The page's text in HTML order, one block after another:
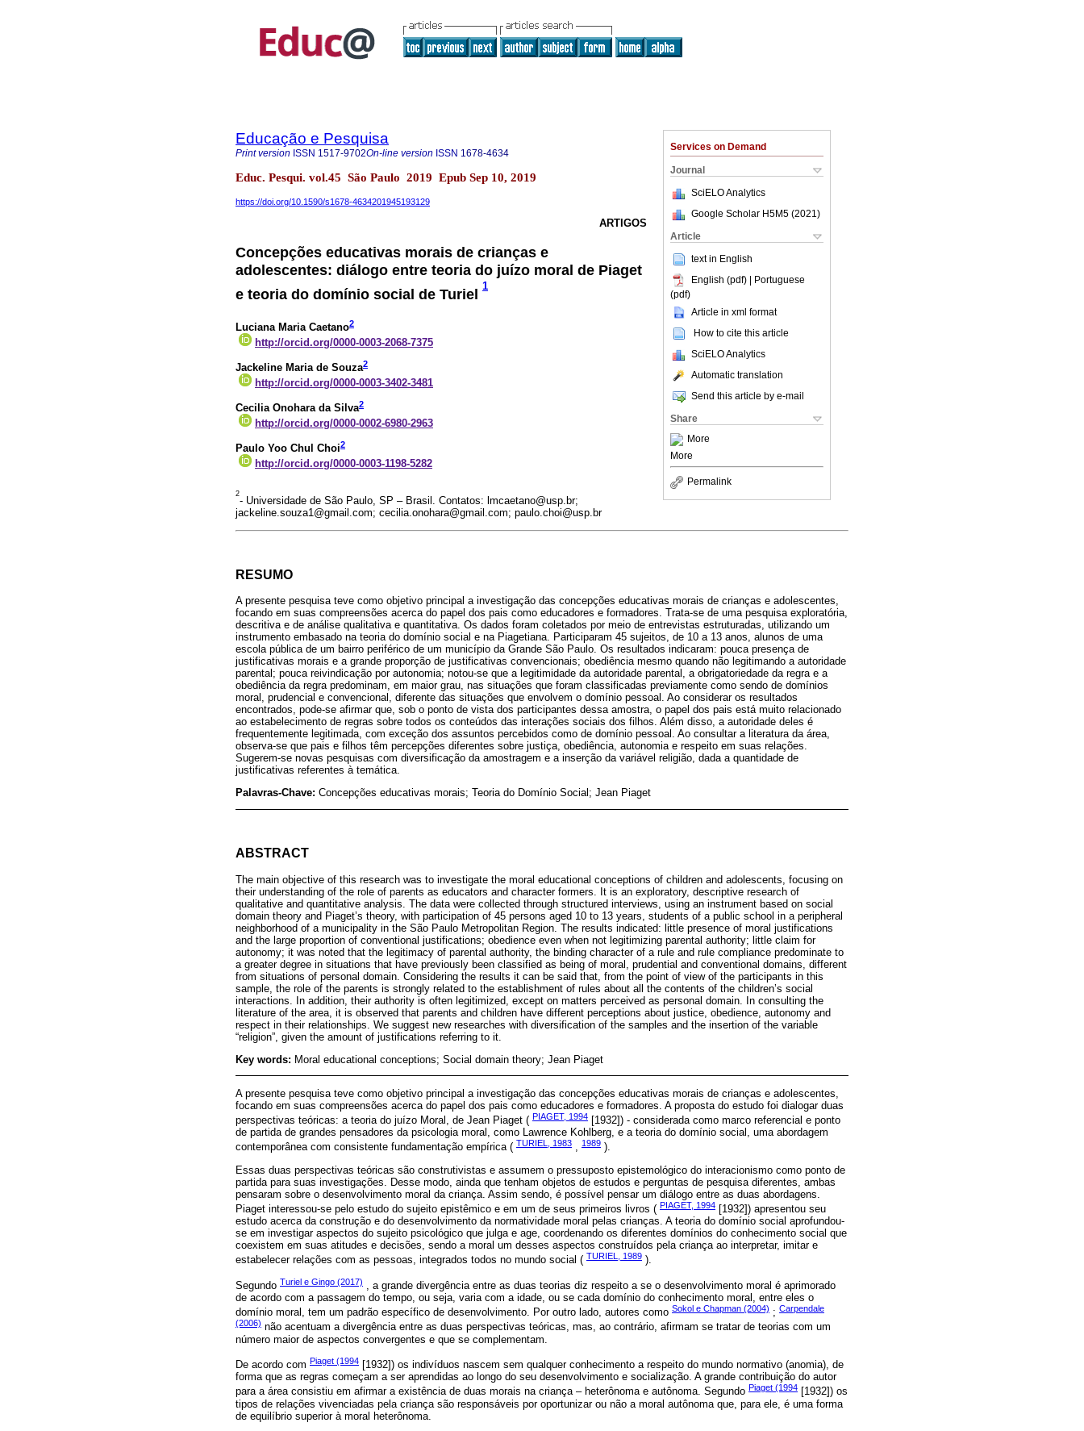
Services on Demand
Journal
SciELO Analytics
Google Scholar H5M5 (2021 )
Article
text in English
English (pdf) | Portuguese
(pdf)
Article in xml format
How to cite this article
SciELO Analytics
Automatic translation
Send this article by e-mail
Share
More
More
Permalink
Educação e Pesquisa
Print version ISSN 1517-9702On-line version ISSN 1678-4634
Educ. Pesqui. vol.45 São Paulo 2019 Epub Sep 10, 2019
https://doi.org/10.1590/s1678-4634201945193129
ARTIGOS
Concepções educativas morais de crianças e
adolescentes: diálogo entre teoria do juízo moral de Piaget
e teoria do domínio social de Turiel
1
Luciana Maria Caetano2
http://orcid.org/0000-0003-2068-7375
Jackeline Maria de Souza2
http://orcid.org/0000-0003-3402-3481
Cecilia Onohara da Silva2
http://orcid.org/0000-0002-6980-2963
Paulo Yoo Chul Choi2
http://orcid.org/0000-0003-1198-5282
2
- Universidade de São Paulo, SP – Brasil. Contatos: lmcaetano@usp.br;
jackeline.souza1@gmail.com; cecilia.onohara@gmail.com; paulo.choi@usp.br
RESUMO
A presente pesquisa teve como objetivo principal a investigação das concepções educativas morais de crianças e adolescentes,
focando em suas compreensões acerca do papel dos pais como educadores e formadores. Trata-se de uma pesquisa exploratória,
descritiva e de análise qualitativa e quantitativa. Os dados foram coletados por meio de entrevistas estruturadas, utilizando um
instrumento embasado na teoria do domínio social e na Piagetiana. Participaram 45 sujeitos, de 10 a 13 anos, alunos de uma
escola pública de um bairro periférico de um município da Grande São Paulo. Os resultados indicaram: pouca presença de
justificativas morais e a grande proporção de justificativas convencionais; obediência mesmo quando não legitimando a autoridade
parental; pouca reivindicação por autonomia; notou-se que a legitimidade da autoridade parental, a obrigatoriedade da regra e a
obediência da regra predominam, em maior grau, nas situações que foram classificadas previamente como sendo de domínios
moral, prudencial e convencional, diferente das situações que envolvem o domínio pessoal. Ao considerar os resultados
encontrados, pode-se afirmar que, sob o ponto de vista dos participantes dessa amostra, o papel dos pais está muito relacionado
ao estabelecimento de regras sobre todos os conteúdos das interações sociais dos filhos. Além disso, a autoridade deles é
frequentemente legitimada, com exceção dos assuntos percebidos como de domínio pessoal. Ao consultar a literatura da área,
observa-se que pais e filhos têm percepções diferentes sobre justiça, obediência, autonomia e respeito em suas relações.
Sugerem-se novas pesquisas com diversificação da amostragem e a inserção da variável religião, dada a quantidade de
justificativas referentes à temática.
Palavras-Chave: Concepções educativas morais; Teoria do Domínio Social; Jean Piaget
ABSTRACT
The main objective of this research was to investigate the moral educational conceptions of children and adolescents, focusing on
their understanding of the role of parents as educators and character formers. It is an exploratory, descriptive research of
qualitative and quantitative analysis. The data were collected through structured interviews, using an instrument based on social
domain theory and Piaget’s theory, with participation of 45 persons aged 10 to 13 years, students of a public school in a peripheral
neighborhood of a municipality in the São Paulo Metropolitan Region. The results indicated: little presence of moral justifications
and the large proportion of conventional justifications; obedience even when not legitimizing parental authority; little claim for
autonomy; it was noted that the legitimacy of parental authority, the binding character of a rule and rule compliance predominate to
a greater degree in situations that have previously been classified as being of moral, prudential and conventional domains, different
from situations of personal domain. Considering the results it can be said that, from the point of view of the participants in this
sample, the role of the parents is strongly related to the establishment of rules about all the contents of the children’s social
interactions. In addition, their authority is often legitimized, except on matters perceived as personal domain. In consulting the
literature of the area, it is observed that parents and children have different perceptions about justice, obedience, autonomy and
respect in their relationships. We suggest new researches with diversification of the samples and the insertion of the variable
“religion”, given the amount of justifications referring to it.
Key words: Moral educational conceptions; Social domain theory; Jean Piaget
A presente pesquisa teve como objetivo principal a investigação das concepções educativas morais de crianças e adolescentes,
focando em suas compreensões acerca do papel dos pais como educadores e formadores. A proposta do estudo foi dialogar duas
perspectivas teóricas: a teoria do juízo Moral, de Jean Piaget ( PIAGET, 1994 [1932]) - considerada como marco referencial e ponto
de partida de grandes pensadores da psicologia moral, como Lawrence Kohlberg, e a teoria do domínio social, uma abordagem
contemporânea com consistente fundamentação empírica ( TURIEL, 1983 , 1989 ).
Essas duas perspectivas teóricas são construtivistas e assumem o pressuposto epistemológico do interacionismo como ponto de
partida para suas investigações. Desse modo, ainda que tenham objetos de estudos e perguntas de pesquisa diferentes, ambas
pensaram sobre o desenvolvimento moral da criança. Assim sendo, é possível pensar um diálogo entre as duas abordagens.
Piaget interessou-se pelo estudo do sujeito epistêmico e em um de seus primeiros livros ( PIAGET, 1994 [1932]) apresentou seu
estudo acerca da construção e do desenvolvimento da normatividade moral pelas crianças. A teoria do domínio social aprofundou-
se em investigar aspectos do sujeito psicológico que julga e age, coordenando os diferentes domínios do conhecimento social que
coexistem em suas atitudes e decisões, sendo a moral um desses aspectos construídos pela criança ao interpretar, imitar e
estabelecer relações com as pessoas, integrados todos no mundo social ( TURIEL, 1989 ).
Segundo Turiel e Gingo (2017)
, a grande divergência entre as duas teorias diz respeito a se o desenvolvimento moral é aprimorado
de acordo com a passagem do tempo, ou seja, varia com a idade, ou se cada domínio do conhecimento moral, entre eles o
domínio moral, tem um padrão específico de desenvolvimento. Por outro lado, autores como Sokol e Chapman (2004) ; Carpendale
(2006) não acentuam a divergência entre as duas perspectivas teóricas, mas, ao contrário, afirmam se tratar de teorias com um
número maior de aspectos convergentes e que se complementam.
De acordo com Piaget (1994 [1932]) os indivíduos nascem sem qualquer conhecimento a respeito do mundo normativo (anomia), de
forma que as regras começam a ser aprendidas ao longo do seu desenvolvimento e socialização. A grande contribuição do autor
para a área consistiu em afirmar a existência de duas morais na criança – heterônoma e autônoma. Segundo Piaget (1994 [1932]) os
tipos de relações vivenciadas pela criança são responsáveis por oportunizar ou não a moral autônoma que, para ele, é uma forma
de equilíbrio superior à moral heterônoma.